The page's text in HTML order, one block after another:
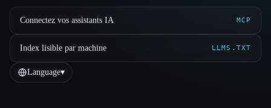
Connectez vos assistants IA MCP
Index lisible par machine LLMS.TXT
Language▾